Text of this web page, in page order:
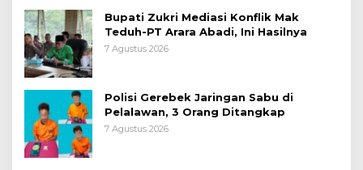
Bupati Zukri Mediasi Konflik Mak
Teduh-PT Arara Abadi, Ini Hasilnya
7 Agustus 2026
Polisi Gerebek Jaringan Sabu di
Pelalawan, 3 Orang Ditangkap
7 Agustus 2026